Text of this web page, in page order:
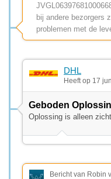
bij andere bezorgers
problemen met de
DHL
Heeft op 17
Geboden
Oplossing is alleen
Bericht van Robin